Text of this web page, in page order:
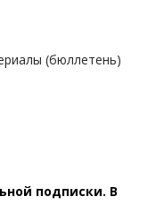
(бюллетень)
подписки. В